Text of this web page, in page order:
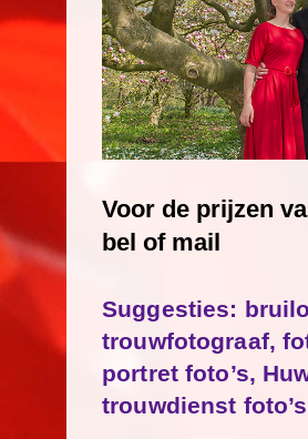
Voor de prijzen
bel of mail
Suggesties:
trouwfotograaf,
portret foto’s,
trouwdienst foto’s